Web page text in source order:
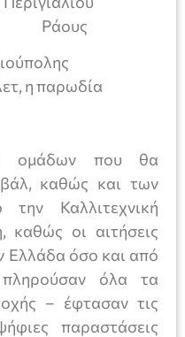
ομάδων που θα
καθώς και των
Καλλιτεχνική
καθώς οι αιτήσεις
Ελλάδα όσο και από
όλα τα
– έφτασαν τις
παραστάσεις